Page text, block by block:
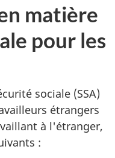
matière
pour les
sociale (SSA)
étrangers
à l'étranger,
: